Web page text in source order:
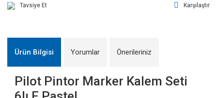
Tavsiye Et
Karşılaştır
Ürün Bilgisi Yorumlar Önerileriniz
Pilot Pintor Marker Kalem Seti